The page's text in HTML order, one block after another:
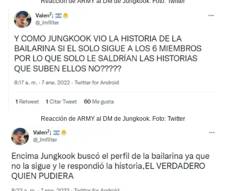
Reacción de ARMY al DM de Jungkook. Foto: Twitter